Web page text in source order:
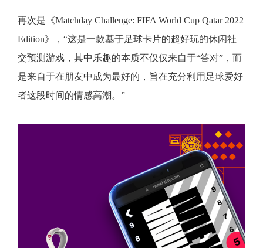
再次是《Matchday Challenge: FIFA World Cup Qatar 2022
Edition》，“这是一款基于足球卡片的超好玩的休闲社
交预测游戏，其中乐趣的本质不仅仅来自于“答对”，而
是来自于在朋友中成为最好的，旨在充分利用足球爱好
者这段时间的情感高潮。”